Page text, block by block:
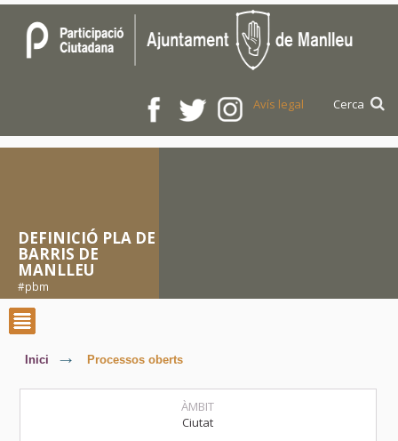
Cerca
Avís legal
DEFINICIÓ PLA DE
BARRIS DE
MANLLEU
pbm
Inici Processos oberts
ÀMBIT
Ciutat